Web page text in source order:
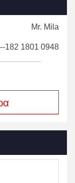
Mr. Mila
182 1801 0948